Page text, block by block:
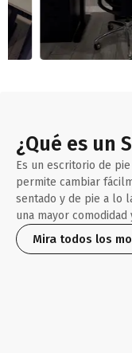
¿Qué es un
Es un escritorio de
permite cambiar
sentado y de pie a lo
una mayor comodidad
Mira todos los